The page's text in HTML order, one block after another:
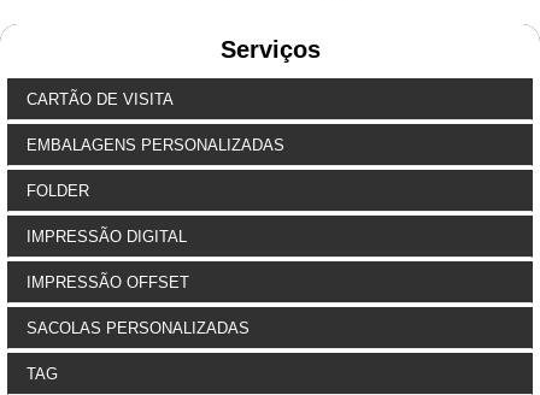
Serviços
CARTÃO DE VISITA
EMBALAGENS PERSONALIZADAS
FOLDER
IMPRESSÃO DIGITAL
IMPRESSÃO OFFSET
SACOLAS PERSONALIZADAS
TAG